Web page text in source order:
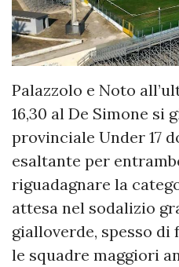
Palazzolo e Noto
16,30 al De Simone si
provinciale Under 17
esaltante per
riguadagnare la
attesa nel sodalizio
gialloverde, spesso
le squadre maggiori